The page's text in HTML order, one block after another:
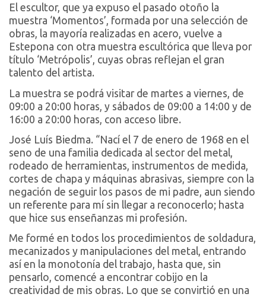
El escultor, que ya expuso el pasado otoño la
muestra ‘Momentos’, formada por una selección de
obras, la mayoría realizadas en acero, vuelve a
Estepona con otra muestra escultórica que lleva por
título ‘Metrópolis’, cuyas obras reflejan el gran
talento del artista.
La muestra se podrá visitar de martes a viernes, de
09:00 a 20:00 horas, y sábados de 09:00 a 14:00 y de
16:00 a 20:00 horas, con acceso libre.
José Luís Biedma. “Nací el 7 de enero de 1968 en el
seno de una familia dedicada al sector del metal,
rodeado de herramientas, instrumentos de medida,
cortes de chapa y máquinas abrasivas, siempre con la
negación de seguir los pasos de mi padre, aun siendo
un referente para mí sin llegar a reconocerlo; hasta
que hice sus enseñanzas mi profesión.
Me formé en todos los procedimientos de soldadura,
mecanizados y manipulaciones del metal, entrando
así en la monotonía del trabajo, hasta que, sin
pensarlo, comencé a encontrar cobijo en la
creatividad de mis obras. Lo que se convirtió en una